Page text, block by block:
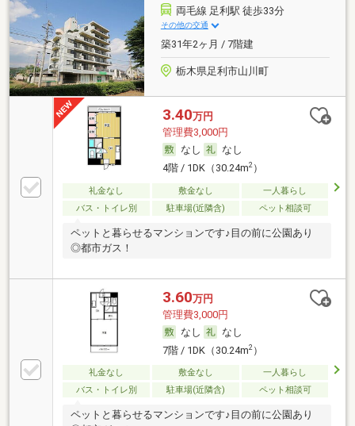
両毛線 足利駅 徒歩33分
その他の交通
築31年2ヶ月 / 7階建
栃木県足利市山川町
3.40万円
管理費3,000円
なし
なし
4階 / 1DK（30.24m2）
礼金なし 敷金なし
一人暮らし
バス・トイレ別
駐車場(近隣含) ペット相談可
ペットと暮らせるマンションです♪目の前に公園あり
◎都市ガス！
3.60万円
管理費3,000円
なし
なし
7階 / 1DK（30.24m2）
礼金なし 敷金なし
一人暮らし
バス・トイレ別
駐車場(近隣含) ペット相談可
ペットと暮らせるマンションです♪目の前に公園あり